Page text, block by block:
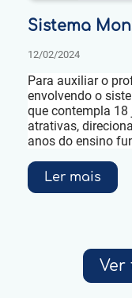
Sistema
12/02/2024
Para auxiliar o
envolvendo o
que contempla
atrativas,
anos do ensino
Ler mais
Ver